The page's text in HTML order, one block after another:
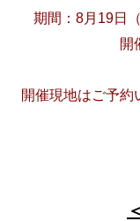
期間：8月19日
開
開催現地はご予約